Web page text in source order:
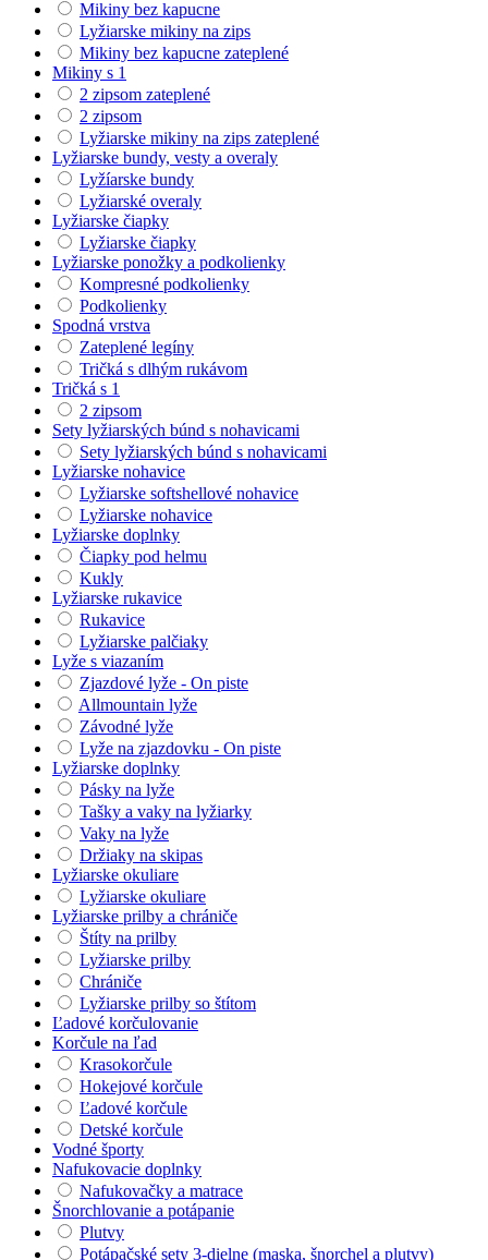
Mikiny bez kapucne
Lyžiarske mikiny na zips
Mikiny bez kapucne zateplené
Mikiny s 1
2 zipsom zateplené
2 zipsom
Lyžiarske mikiny na zips zateplené
Lyžiarske bundy, vesty a overaly
Lyžíarske bundy
Lyžiarské overaly
Lyžiarske čiapky
Lyžiarske čiapky
Lyžiarske ponožky a podkolienky
Kompresné podkolienky
Podkolienky
Spodná vrstva
Zateplené legíny
Tričká s dlhým rukávom
Tričká s 1
2 zipsom
Sety lyžiarských búnd s nohavicami
Sety lyžiarských búnd s nohavicami
Lyžiarske nohavice
Lyžiarske softshellové nohavice
Lyžiarske nohavice
Lyžiarske doplnky
Čiapky pod helmu
Kukly
Lyžiarske rukavice
Rukavice
Lyžiarske palčiaky
Lyže s viazaním
Zjazdové lyže - On piste
Allmountain lyže
Závodné lyže
Lyže na zjazdovku - On piste
Lyžiarske doplnky
Pásky na lyže
Tašky a vaky na lyžiarky
Vaky na lyže
Držiaky na skipas
Lyžiarske okuliare
Lyžiarske okuliare
Lyžiarske prilby a chrániče
Štíty na prilby
Lyžiarske prilby
Chrániče
Lyžiarske prilby so štítom
Ľadové korčulovanie
Korčule na ľad
Krasokorčule
Hokejové korčule
Ľadové korčule
Detské korčule
Vodné športy
Nafukovacie doplnky
Nafukovačky a matrace
Šnorchlovanie a potápanie
Plutvy
Potápačské sety 3-dielne (maska, šnorchel a plutvy)